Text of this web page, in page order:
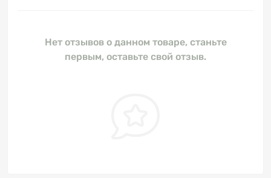
Нет отзывов о данном товаре, станьте
первым, оставьте свой отзыв.